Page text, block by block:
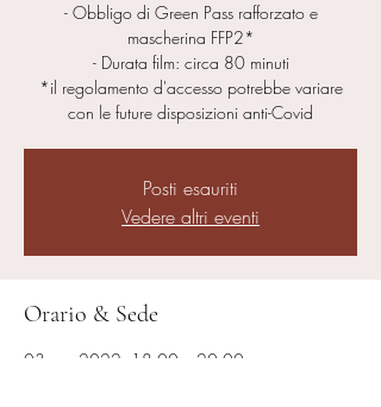
- Obbligo di Green Pass rafforzato e
mascherina FFP2*
- Durata film: circa 80 minuti
*il regolamento d'accesso potrebbe variare
con le future disposizioni anti-Covid
Posti esauriti
Vedere altri eventi
Orario & Sede
03 apr 2022, 18:00 – 20:00